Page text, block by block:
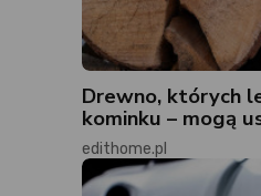
Drewno, których
kominku – mogą
edithome.pl